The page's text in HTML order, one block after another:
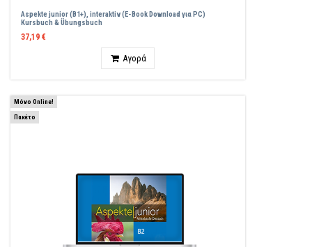
Aspekte junior (B1+), interaktiv (E-Book Download για PC)
Kursbuch & Übungsbuch
37,19 €
Αγορά
Μόνο Online!
Πακέτο